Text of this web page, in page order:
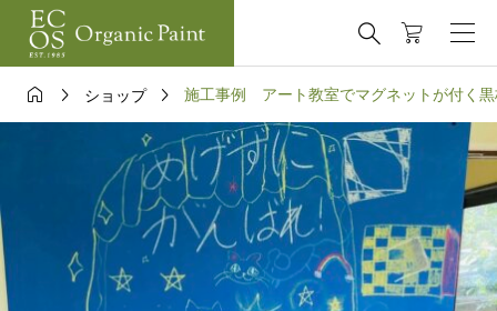

  ショップ  施工事例 アート教室でマグネットが付く